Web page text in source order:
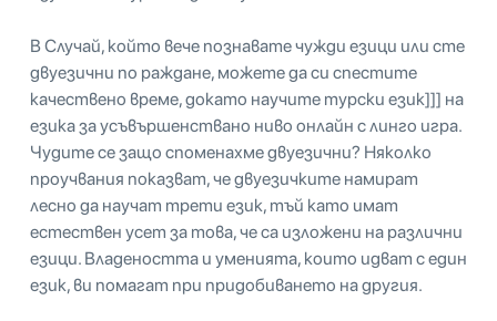
В Случай, който вече познавате чужди езици или сте
двуезични по раждане, можете да си спестите
качествено време, докато научите турски език]]] на
езика за усъвършенствано ниво онлайн с линго игра.
Чудите се защо споменахме двуезични? Няколко
проучвания показват, че двуезичките намират
лесно да научат трети език, тъй като имат
естествен усет за това, че са изложени на различни
езици. Владеността и уменията, които идват с един
език, ви помагат при придобиването на другия.